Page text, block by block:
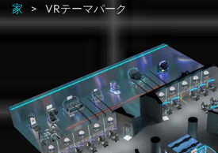
家 > VRテーマパーク